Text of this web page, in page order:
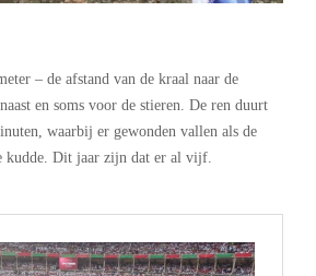
– de afstand van de kraal naar de
en soms voor de stieren. De ren duurt
waarbij er gewonden vallen als de
kudde. Dit jaar zijn dat er al vijf.